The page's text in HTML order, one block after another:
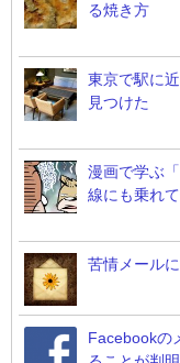
る焼き方
東京で駅に
見つけた
漫画で学ぶ
線にも乗れ
苦情メール
Facebookの